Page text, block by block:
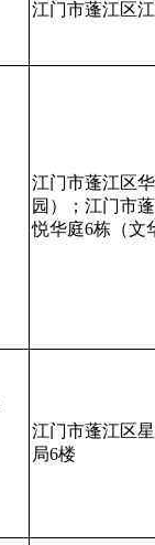
江门市蓬江区
江门市蓬江区
园）；江门市
悦华庭6栋（文
江门市蓬江区
局6楼